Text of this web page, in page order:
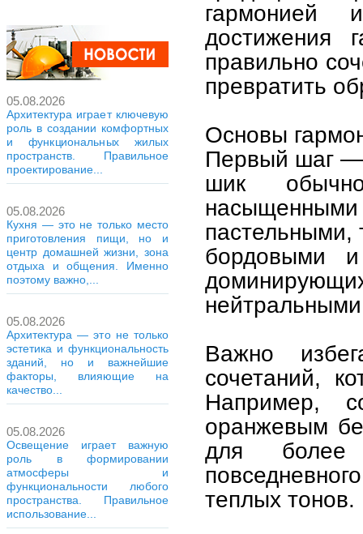
05.08.2026
Архитектура играет ключевую
роль в создании комфортных
и функциональных жилых
пространств. Правильное
проектирование...
05.08.2026
Кухня — это не только место
приготовления пищи, но и
центр домашней жизни, зона
отдыха и общения. Именно
поэтому важно,...
05.08.2026
Архитектура — это не только
эстетика и функциональность
зданий, но и важнейшие
факторы, влияющие на
качество...
05.08.2026
Освещение играет важную
роль в формировании
атмосферы и
функциональности любого
пространства. Правильное
использование...
гармонией
достижения
правильно
превратить
Основы
Первый шаг —
шик
бордовыми
Важно
сочетаний,
Например,
оранжевым
для более
теплых тонов.